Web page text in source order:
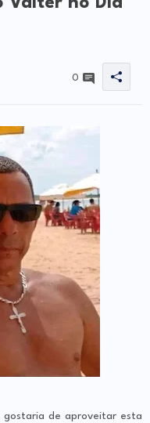
0
gostaria de aproveitar esta